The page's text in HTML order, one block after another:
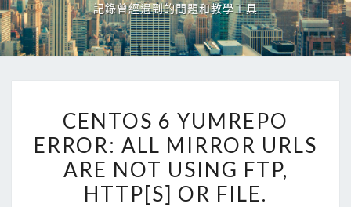
記錄曾經遇到的問題和教學工具
6
YUMREPO
ERROR:
ALL
CENTOS 6 YUMREPO
ERROR: ALL MIRROR URLS
ARE NOT USING FTP,
HTTP[S] OR FILE.